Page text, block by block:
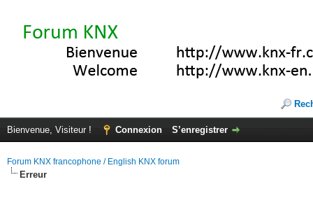
Bienvenue, Visiteur ! Connexion S’enregistrer
Forum KNX francophone / English KNX forum
Erreur